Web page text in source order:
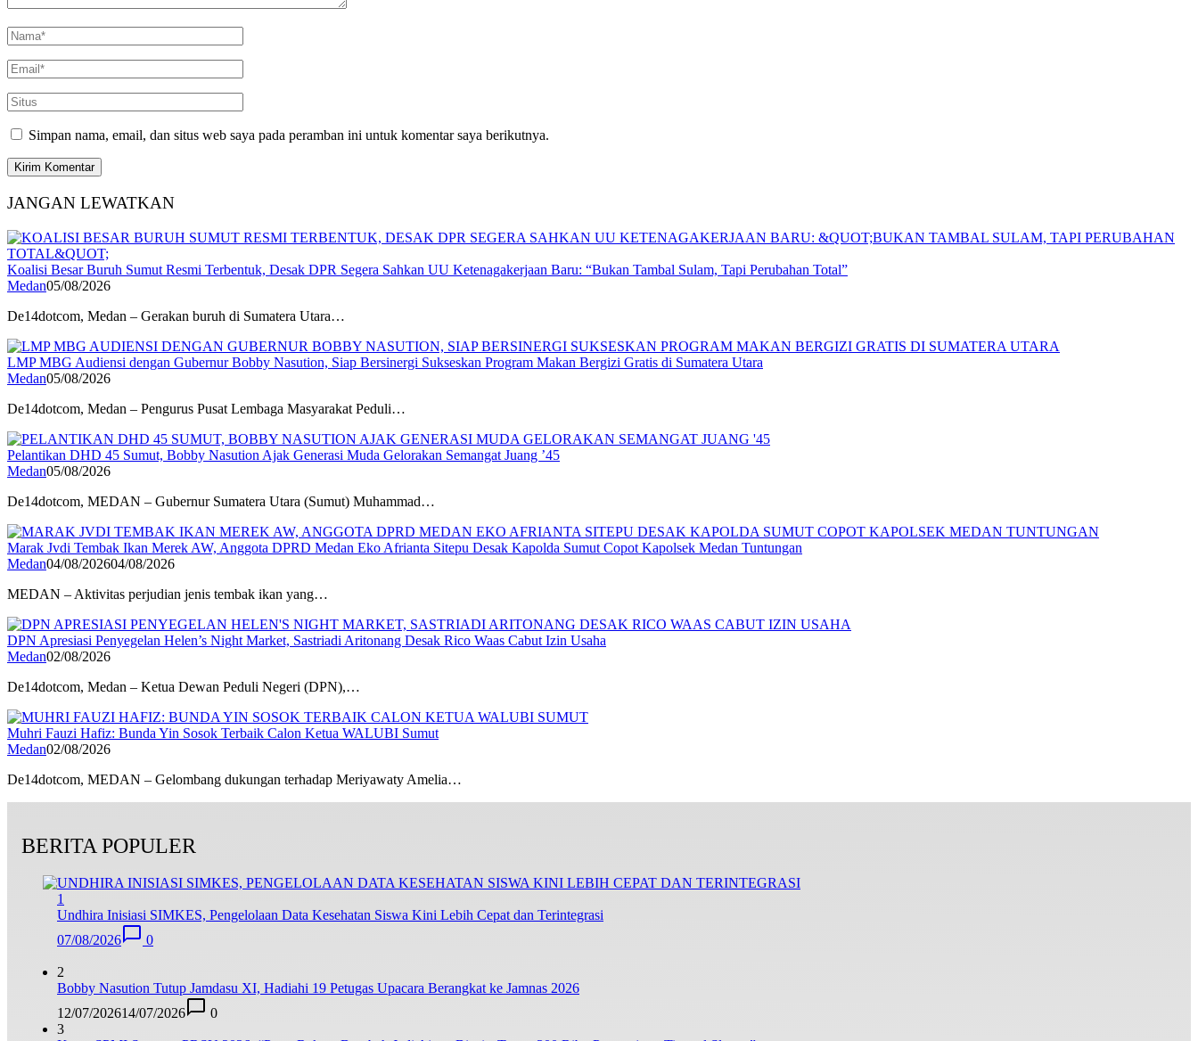
Simpan nama, email, dan situs web saya pada peramban ini untuk komentar saya berikutnya.
JANGAN LEWATKAN
Koalisi Besar Buruh Sumut Resmi Terbentuk, Desak DPR Segera Sahkan UU Ketenagakerjaan Baru: “Bukan Tambal Sulam, Tapi Perubahan Total”
Medan05/08/2026
De14dotcom, Medan – Gerakan buruh di Sumatera Utara…
LMP MBG Audiensi dengan Gubernur Bobby Nasution, Siap Bersinergi Sukseskan Program Makan Bergizi Gratis di Sumatera Utara
Medan05/08/2026
De14dotcom, Medan – Pengurus Pusat Lembaga Masyarakat Peduli…
Pelantikan DHD 45 Sumut, Bobby Nasution Ajak Generasi Muda Gelorakan Semangat Juang ’45
Medan05/08/2026
De14dotcom, MEDAN – Gubernur Sumatera Utara (Sumut) Muhammad…
Marak Jvdi Tembak Ikan Merek AW, Anggota DPRD Medan Eko Afrianta Sitepu Desak Kapolda Sumut Copot Kapolsek Medan Tuntungan
Medan04/08/202604/08/2026
MEDAN – Aktivitas perjudian jenis tembak ikan yang…
DPN Apresiasi Penyegelan Helen’s Night Market, Sastriadi Aritonang Desak Rico Waas Cabut Izin Usaha
Medan02/08/2026
De14dotcom, Medan – Ketua Dewan Peduli Negeri (DPN),…
Muhri Fauzi Hafiz: Bunda Yin Sosok Terbaik Calon Ketua WALUBI Sumut
Medan02/08/2026
De14dotcom, MEDAN – Gelombang dukungan terhadap Meriyawaty Amelia…
BERITA POPULER
1
Undhira Inisiasi SIMKES, Pengelolaan Data Kesehatan Siswa Kini Lebih Cepat dan Terintegrasi
07/08/2026
0
2
Bobby Nasution Tutup Jamdasu XI, Hadiahi 19 Petugas Upacara Berangkat ke Jamnas 2026
12/07/202614/07/2026
0
3